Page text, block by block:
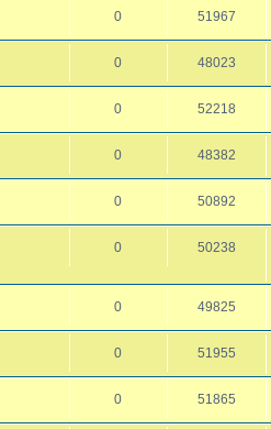
0 51967
0 48023
0 52218
0 48382
0 50892
0 50238
0 49825
0 51955
0 51865